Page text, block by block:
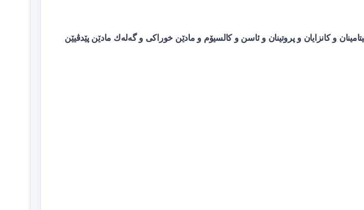
و کانزایان و پروتینان و ئاسن و کالسیۆم و مادێن خوراکی و گه‌له‌ك مادێن پێدڤیێن